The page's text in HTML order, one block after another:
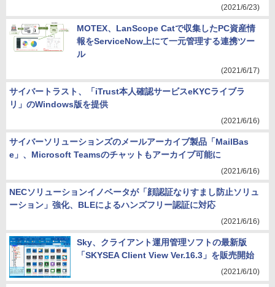
(2021/6/23)
MOTEX、LanScope Catで収集したPC資産情
報をServiceNow上にて一元管理する連携ツー
ル
(2021/6/17)
サイバートラスト、「iTrust本人確認サービスeKYCライブラ
リ」のWindows版を提供
(2021/6/16)
サイバーソリューションズのメールアーカイブ製品「MailBas
e」、Microsoft Teamsのチャットもアーカイブ可能に
(2021/6/16)
NECソリューションイノベータが「顔認証なりすまし防止ソリュ
ーション」強化、BLEによるハンズフリー認証に対応
(2021/6/16)
Sky、クライアント運用管理ソフトの最新版
「SKYSEA Client View Ver.16.3」を販売開始
(2021/6/10)